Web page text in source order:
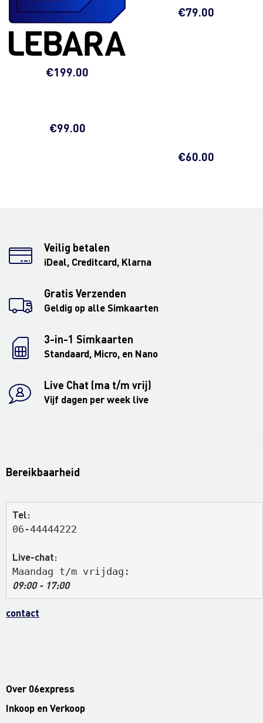
€199.00
€79.00
€99.00
€60.00
Veilig betalen
iDeal, Creditcard, Klarna
Gratis Verzenden
Geldig op alle Simkaarten
3-in-1 Simkaarten
Standaard, Micro, en Nano
Live Chat (ma t/m vrij)
Vijf dagen per week live
Bereikbaarheid
Tel:
06-44444222
Live-chat:
Maandag t/m vrijdag:
09:00 - 17:00
contact
Over 06express
Inkoop en Verkoop